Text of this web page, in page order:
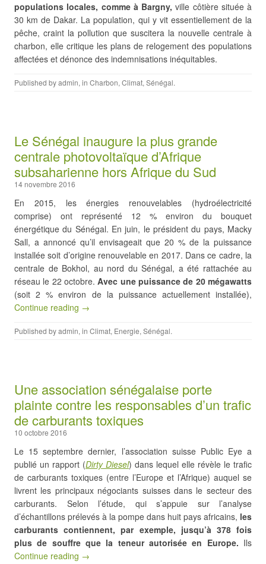
populations locales, comme à Bargny,ville côtière située à
30 km de Dakar. La population, qui y vit essentiellement de la
pêche, craint la pollution que suscitera la nouvelle centrale à
charbon, elle critique les plans de relogement des populations
affectées et dénonce des indemnisations inéquitables.
Published byadmin, in Charbon, Climat, Sénégal.
Le Sénégal inaugure la plus grande
centrale photovoltaïque d’Afrique
subsaharienne hors Afrique du Sud
14 novembre 2016
En 2015, les énergies renouvelables (hydroélectricité
comprise) ont représenté 12 % environ du bouquet
énergétique du Sénégal. En juin, le président du pays, Macky
Sall, a annoncé qu’il envisageait que 20 % de la puissance
installée soit d’origine renouvelable en 2017. Dans ce cadre, la
centrale de Bokhol, au nord du Sénégal, a été rattachée au
réseau le 22 octobre.Avec une puissance de 20 mégawatts
(soit 2 % environ de la puissance actuellement installée),
Continue reading →
Published byadmin, in Climat, Energie, Sénégal.
Une association sénégalaise porte
plainte contre les responsables d’un trafic
de carburants toxiques
10 octobre 2016
Le 15 septembre dernier, l’association suisse Public Eye a
publié un rapport (Dirty Diesel) dans lequel elle révèle le trafic
de carburants toxiques (entre l’Europe et l’Afrique) auquel se
livrent les principaux négociants suisses dans le secteur des
carburants. Selon l’étude, qui s’appuie sur l’analyse
d’échantillons prélevés à la pompe dans huit pays africains, les
carburants contiennent, par exemple, jusqu’à 378 fois
plus de souffre que la teneur autorisée en Europe. Ils
Continue reading →